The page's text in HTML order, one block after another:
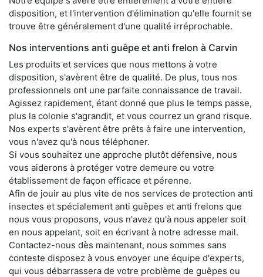
disposition, et l'intervention d'élimination qu'elle fournit se
trouve être généralement d'une qualité irréprochable.
Nos interventions anti guêpe et anti frelon à Carvin
Les produits et services que nous mettons à votre
disposition, s'avèrent être de qualité. De plus, tous nos
professionnels ont une parfaite connaissance de travail.
Agissez rapidement, étant donné que plus le temps passe,
plus la colonie s'agrandit, et vous courrez un grand risque.
Nos experts s'avèrent être prêts à faire une intervention,
vous n'avez qu'à nous téléphoner.
Si vous souhaitez une approche plutôt défensive, nous
vous aiderons à protéger votre demeure ou votre
établissement de façon efficace et pérenne.
Afin de jouir au plus vite de nos services de protection anti
insectes et spécialement anti guêpes et anti frelons que
nous vous proposons, vous n'avez qu'à nous appeler soit
en nous appelant, soit en écrivant à notre adresse mail.
Contactez-nous dès maintenant, nous sommes sans
conteste disposez à vous envoyer une équipe d'experts,
qui vous débarrassera de votre problème de guêpes ou